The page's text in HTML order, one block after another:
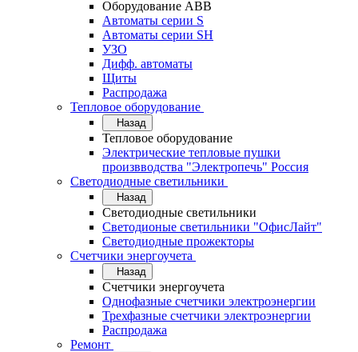
Оборудование АВВ
Автоматы серии S
Автоматы серии SH
УЗО
Дифф. автоматы
Щиты
Распродажа
Тепловое оборудование
Назад
Тепловое оборудование
Электрические тепловые пушки
произвводства "Электропечь" Россия
Светодиодные светильники
Назад
Светодиодные светильники
Светодионые светильники "ОфисЛайт"
Светодиодные прожекторы
Счетчики энергоучета
Назад
Счетчики энергоучета
Однофазные счетчики электроэнергии
Трехфазные счетчики электроэнергии
Распродажа
Ремонт